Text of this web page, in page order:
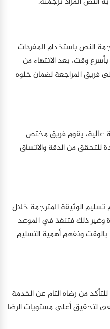
النص باستخدام المفردات
وقت، بعد الانتهاء من
فريق المراجعة لضمان خلوه
عالية، يقوم فريق مختص
للتحقق من الدقة والاتساق
تسليم الوثيقة المترجمة خلال
وغير ذلك فتنفذ في الموعد
بالوقت ونفهم أهمية التسليم
من رضاه التام عن الخدمة
لتحقيق أعلى مستويات الرضا